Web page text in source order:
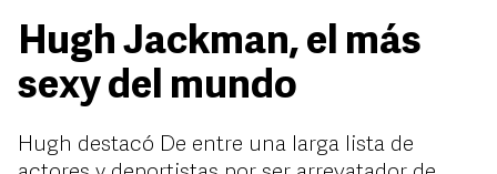
Hugh Jackman, el más
sexy del mundo
Hugh destacó De entre una larga lista de